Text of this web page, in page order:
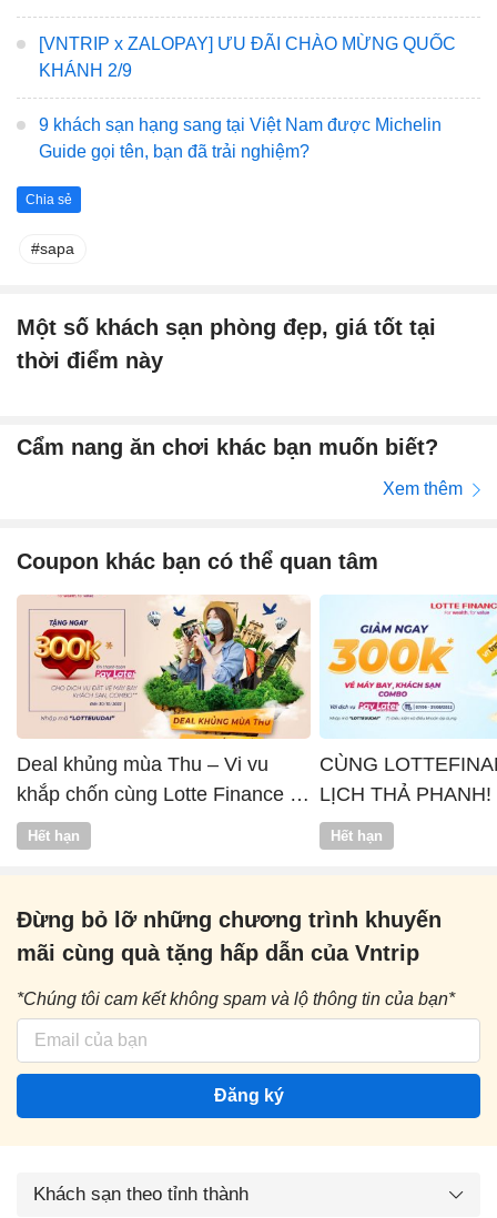
[VNTRIP x ZALOPAY] ƯU ĐÃI CHÀO MỪNG QUỐC
KHÁNH 2/9
9 khách sạn hạng sang tại Việt Nam được Michelin
Guide gọi tên, bạn đã trải nghiệm?
Chia sẻ
sapa
Một số khách sạn phòng đẹp, giá tốt tại
thời điểm này
Cẩm nang ăn chơi khác bạn muốn biết?
Xem thêm
Coupon khác bạn có thể quan tâm
Deal khủng mùa Thu – Vi vu
khắp chốn cùng Lotte Finance x
Vntrip
Hết hạn
CÙNG
LỊCH THẢ PHANH!
Hết hạn
Đừng bỏ lỡ những chương trình khuyến
mãi cùng quà tặng hấp dẫn của Vntrip
*Chúng tôi cam kết không spam và lộ thông tin của bạn*
Đăng ký
Khách sạn theo tỉnh thành